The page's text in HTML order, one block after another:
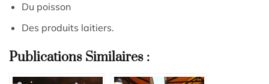
Du poisson
Des produits laitiers.
Publications Similaires :